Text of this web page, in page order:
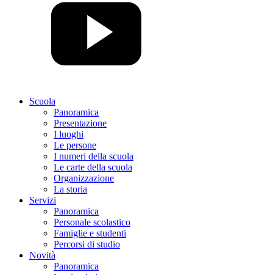
Scuola
Panoramica
Presentazione
I luoghi
Le persone
I numeri della scuola
Le carte della scuola
Organizzazione
La storia
Servizi
Panoramica
Personale scolastico
Famiglie e studenti
Percorsi di studio
Novità
Panoramica